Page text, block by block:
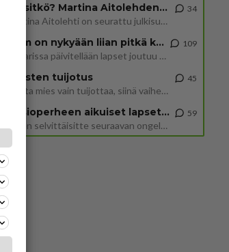
Tiesitkö? Martina Aitolehden isäpuoli on tämä suosittu laulaja
Martina Aitolehti on seurattu julkisuuden henkilö. Lähipiiriin mahtuu muitakin tunnettuja henkilöitä. Tiesitkö, että Ma
34
2 km on nykyään liian pitkä koulumatka
Hesarissa päivitellään lapset joutuu nyt kulkemaan 2 km kouluun jösses. Ruostefillarilla tuo matka menee vaikka miten äk
109
Miesten tuijotus
Mutta mies vain tuijottaa, siinä vaiheessa käännän itse pään pois. Mikä juttu? Yleensä jos joku tuijottaa tai katsoo, hä
45
Uusioperheen aikuiset lapset tyhjentää jääkaapin käydessään
Miten selvittäisitte seuraavan ongelman, meillä on uusioperhe, minulla teini-ikäiset lapset ja puolisolla aikuiset, jotk
59